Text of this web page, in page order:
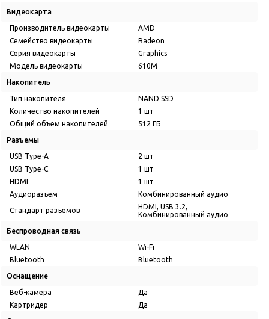
Видеокарта
Производитель видеокарты
AMD
Семейство видеокарты
Radeon
Серия видеокарты
Graphics
Модель видеокарты
610M
Накопитель
Тип накопителя
NAND SSD
Количество накопителей
1 шт
Общий объем накопителей
512 ГБ
Разъемы
USB Type-A
2 шт
USB Type-C
1 шт
HDMI
1 шт
Аудиоразъем
Комбинированный аудио
Стандарт разъемов
HDMI, USB 3.2,
Комбинированный аудио
Беспроводная связь
WLAN
Wi-Fi
Bluetooth
Bluetooth
Оснащение
Веб-камера
Да
Картридер
Да